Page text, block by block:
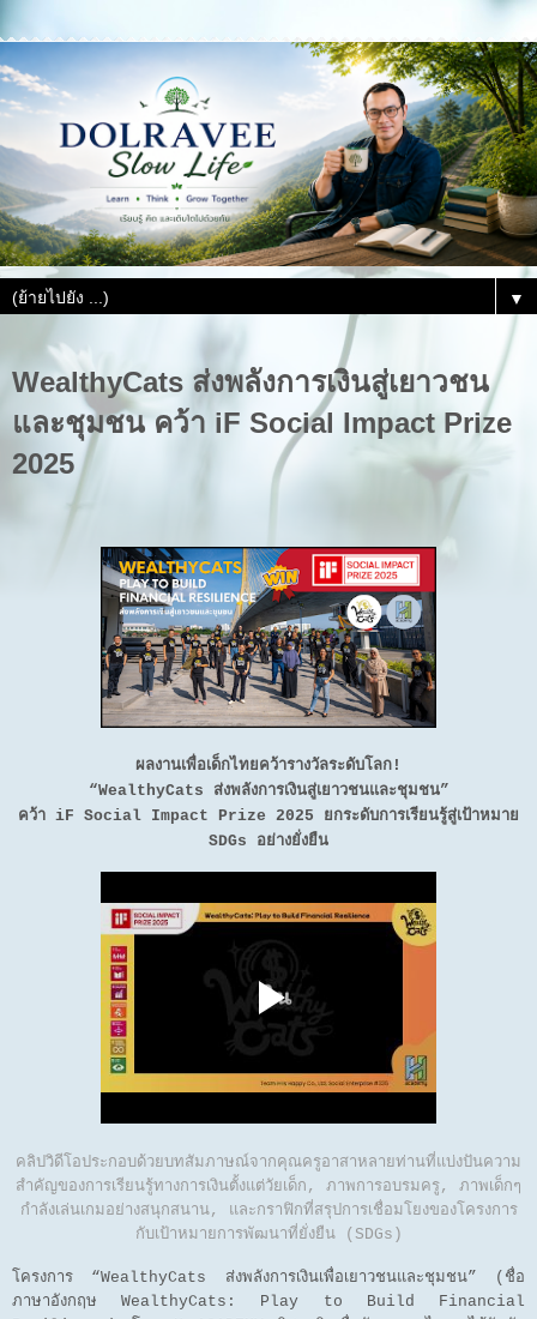
▼
WealthyCats ส่งพลังการเงินสู่เยาวชน
และชุมชน คว้า iF Social Impact Prize
2025
ผลงานเพื่อเด็กไทยคว้ารางวัลระดับโลก!
“WealthyCats ส่งพลังการเงินสู่เยาวชนและชุมชน”
คว้า iF Social Impact Prize 2025 ยกระดับการเรียนรู้สู่เป้าหมาย
SDGs อย่างยั่งยืน
คลิปวิดีโอประกอบด้วยบทสัมภาษณ์จากคุณครูอาสาหลายท่านที่แบ่งปันความ
สำคัญของการเรียนรู้ทางการเงินตั้งแต่วัยเด็ก, ภาพการอบรมครู, ภาพเด็กๆ
กำลังเล่นเกมอย่างสนุกสนาน, และกราฟิกที่สรุปการเชื่อมโยงของโครงการ
กับเป้าหมายการพัฒนาที่ยั่งยืน (SDGs)
โครงการ “WealthyCats ส่งพลังการเงินเพื่อเยาวชนและชุมชน” (ชื่อ
ภาษาอังกฤษ WealthyCats: Play to Build Financial